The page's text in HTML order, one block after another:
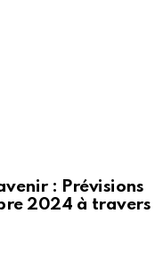
: Prévisions
2024 à travers